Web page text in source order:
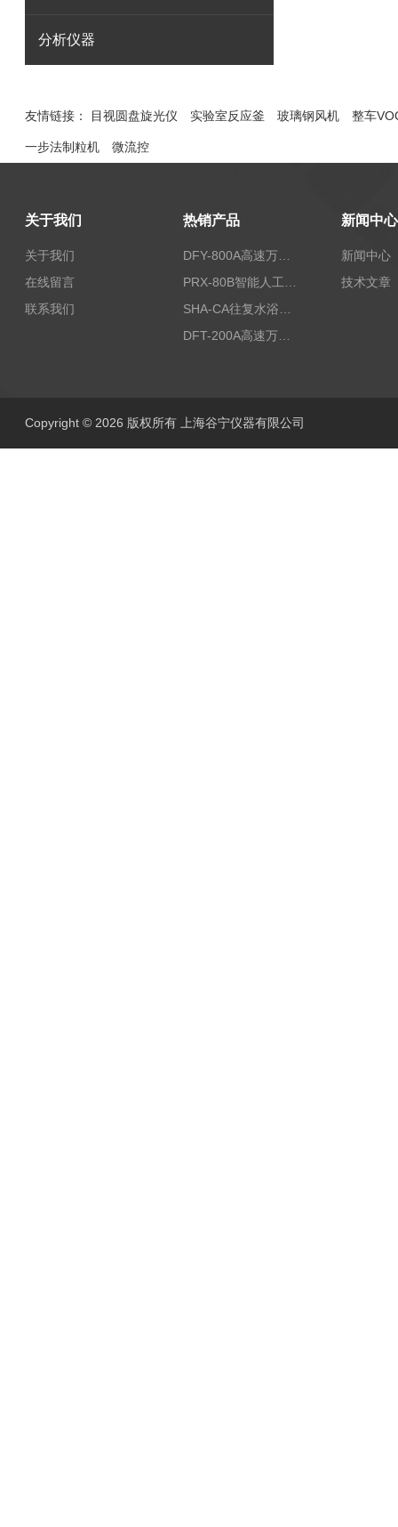
分析仪器
友情链接： 目视圆盘旋光仪 实验室反应釜 玻璃钢风机 整车
一步法制粒机 微流控
关于我们
关于我们
在线留言
联系我们
热销产品 新闻中心
新闻中心
技术文章
Copyright © 2026 版权所有 上海谷宁仪器有限公司